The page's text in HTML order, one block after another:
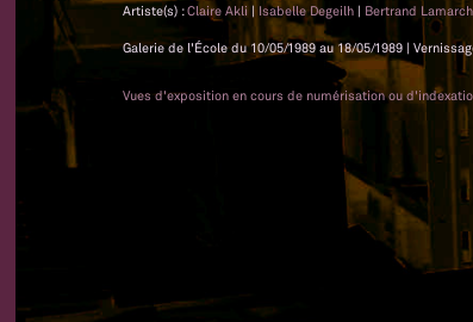
Artiste(s) :Claire Akli | Isabelle Degeilh | Bertrand
Galerie de l'École du 10/05/1989 au 18/05/1989 |
Vues d'exposition en cours de numérisation ou